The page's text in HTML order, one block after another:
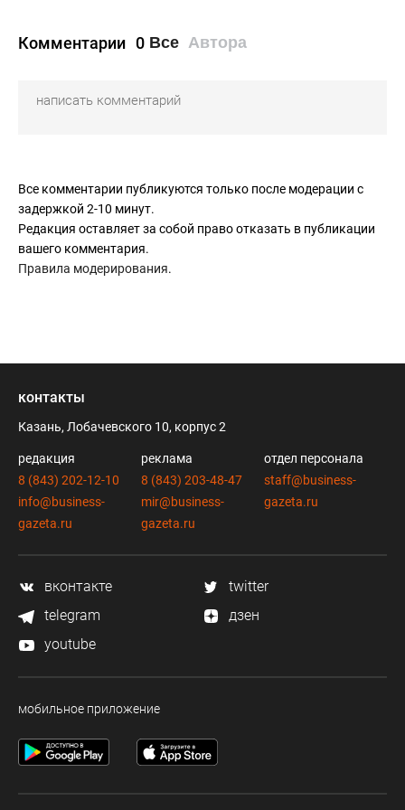
Комментарии 0 Все Автора
Все комментарии публикуются только после модерации с
задержкой 2-10 минут.
Редакция оставляет за собой право отказать в публикации
вашего комментария.
Правила модерирования.
контакты
Казань, Лобачевского 10, корпус 2
редакция
8 (843) 202-12-10
info@business-
gazeta.ru
реклама
8 (843) 203-48-47
mir@business-
gazeta.ru
отдел персонала
staff@business-
gazeta.ru
вконтакте
twitter
telegram
дзен
youtube
мобильное приложение